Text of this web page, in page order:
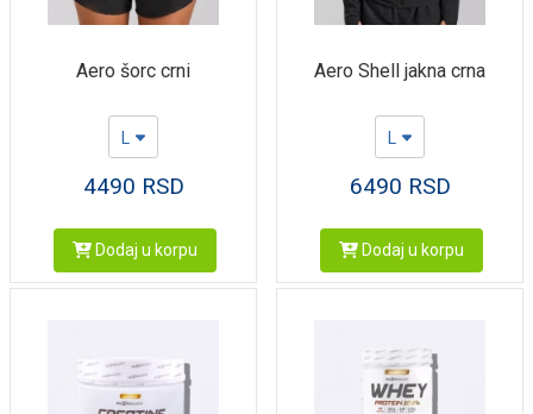
Aero šorc crni
L
4490 RSD
Dodaj u korpu
Aero Shell jakna crna
L
6490 RSD
Dodaj u korpu